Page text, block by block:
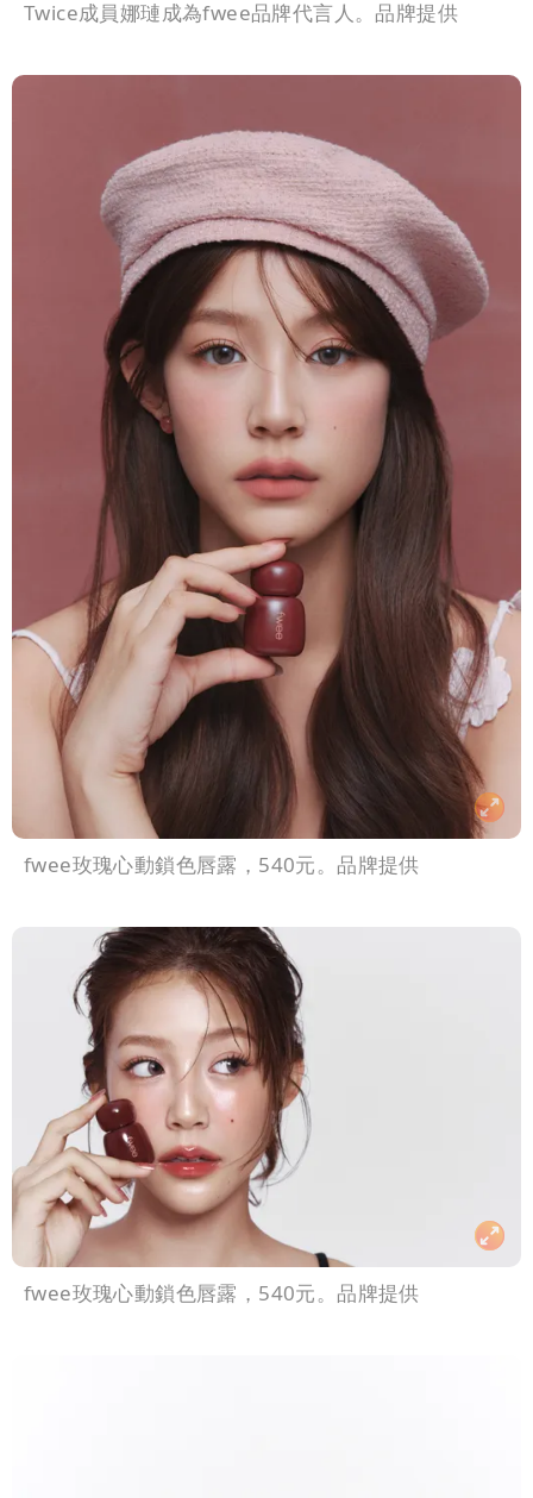
Twice成員娜璉成為fwee品牌代言人。品牌提供
fwee玫瑰心動鎖色唇露，540元。品牌提供
fwee玫瑰心動鎖色唇露，540元。品牌提供